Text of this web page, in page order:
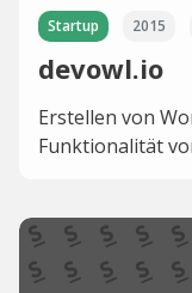
Startup 2015
devowl.io
Erstellen von
Funktionalität